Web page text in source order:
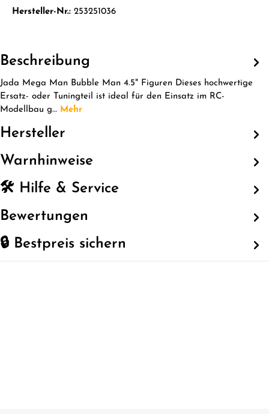
Hersteller-Nr.: 253251036
Beschreibung
Jada Mega Man Bubble Man 4.5" Figuren Dieses hochwertige
Ersatz- oder Tuningteil ist ideal für den Einsatz im RC-
Modellbau g… Mehr
Hersteller
Warnhinweise
🛠️ Hilfe & Service
Bewertungen
🔒 Bestpreis sichern